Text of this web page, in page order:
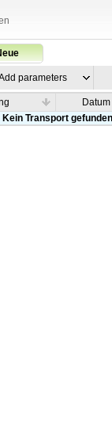
parameters
Datum
Kein Transport